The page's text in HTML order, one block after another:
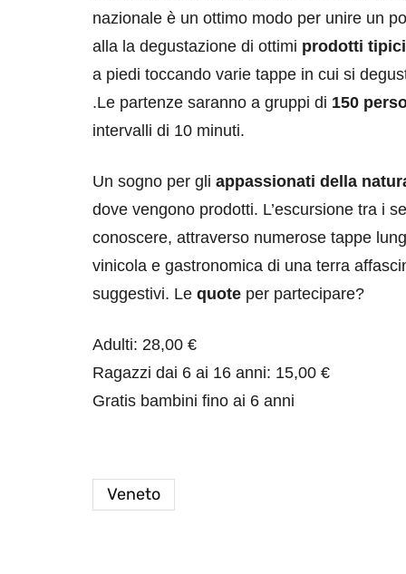
nazionale è un ottimo modo per unire un
alla la degustazione di ottimi prodotti tipici
a piedi toccando varie tappe in cui si
.Le partenze saranno a gruppi di 150
intervalli di 10 minuti.
Un sogno per gli appassionati della
dove vengono prodotti. L’escursione tra i
conoscere, attraverso numerose tappe
vinicola e gastronomica di una terra
suggestivi. Le quote per partecipare?
Adulti: 28,00 €
Ragazzi dai 6 ai 16 anni: 15,00 €
Gratis bambini fino ai 6 anni
Veneto